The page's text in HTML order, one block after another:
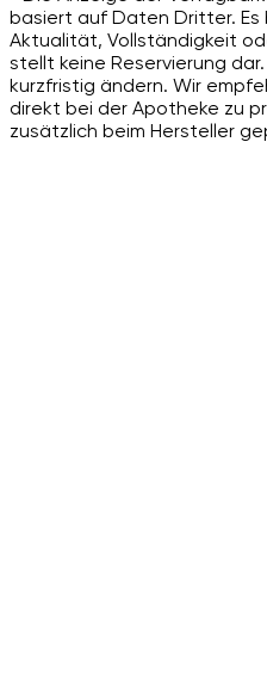
basiert auf Daten Dritter.
Aktualität, Vollständigkeit
stellt keine Reservierung
kurzfristig ändern. Wir
direkt bei der Apotheke zu
zusätzlich beim Hersteller